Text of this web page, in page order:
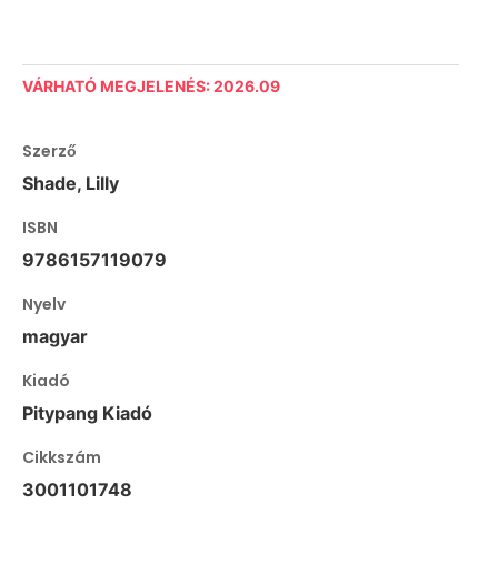
VÁRHATÓ MEGJELENÉS: 2026.09
Szerző
Shade, Lilly
ISBN
9786157119079
Nyelv
magyar
Kiadó
Pitypang Kiadó
Cikkszám
3001101748